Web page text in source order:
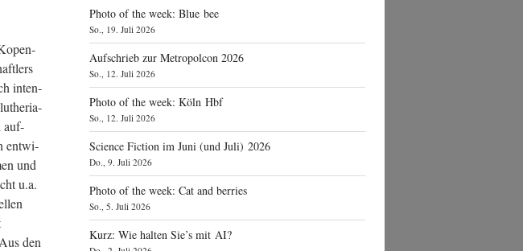
inten­
luthe­ria­
auf­
ent­wi­
und
u.a.
den
Photo of the week: Blue bee
So., 19. Juli 2026
Aufschrieb zur Metropolcon 2026
So., 12. Juli 2026
Photo of the week: Köln Hbf
So., 12. Juli 2026
Science Fiction im Juni (und Juli) 2026
Do., 9. Juli 2026
Photo of the week: Cat and berries
So., 5. Juli 2026
Kurz: Wie halten Sie’s mit AI?